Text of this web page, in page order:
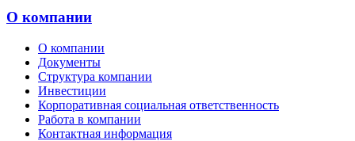
О компании
О компании
Документы
Структура компании
Инвестиции
Корпоративная социальная ответственность
Работа в компании
Контактная информация